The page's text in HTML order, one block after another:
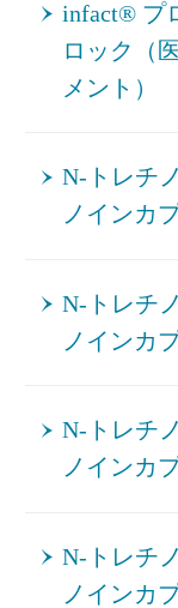
infact® プ
ロック（
メント）
N-トレチ
ノインカ
N-トレチ
ノインカ
N-トレチ
ノインカ
N-トレチ
ノインカ